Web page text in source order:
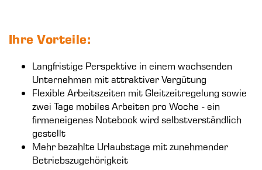
Ihre Vorteile:
Langfristige Perspektive in einem wachsenden
Unternehmen mit attraktiver Vergütung
Flexible Arbeitszeiten mit Gleitzeitregelung sowie
zwei Tage mobiles Arbeiten pro Woche - ein
firmeneigenes Notebook wird selbstverständlich
gestellt
Mehr bezahlte Urlaubstage mit zunehmender
Betriebszugehörigkeit